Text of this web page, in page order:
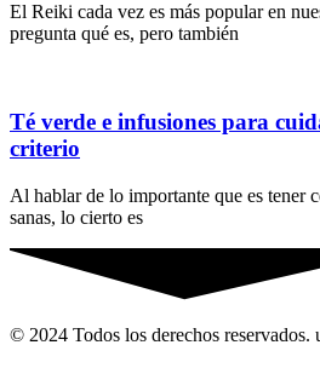
El Reiki cada vez es más popular en
pregunta qué es, pero también
Té verde e infusiones para
criterio
Al hablar de lo importante que es tener
sanas, lo cierto es
© 2024 Todos los derechos reservados.